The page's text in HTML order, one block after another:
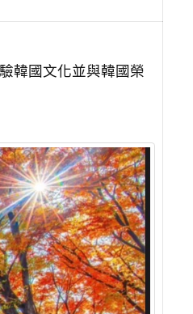
韓國文化並與韓國榮